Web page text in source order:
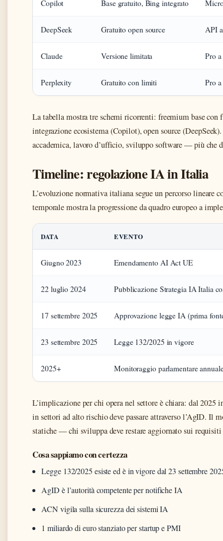
Copilot Base gratuito, Bing integrato
DeepSeek Gratuito open source API
Claude Versione limitata Pro
Perplexity Gratuito con limiti Pro
La tabella mostra tre schemi ricorrenti: freemium base
integrazione ecosistema (Copilot), open source
accademica, lavoro d’ufficio, sviluppo software — più che
Timeline: regolazione IA in Italia
L’evoluzione normativa italiana segue un percorso lineare
temporale mostra la progressione da quadro europeo a
DATA EVENTO
Giugno 2023 Emendamento AI Act UE
22 luglio 2024 Pubblicazione Strategia IA Italia
17 settembre 2025 Approvazione legge IA (prima
23 settembre 2025 Legge 132/2025 in vigore
2025+ Monitoraggio parlamentare
L’implicazione per chi opera nel settore è chiara: dal
in settori ad alto rischio deve passare attraverso l’AgID. Il
statiche — chi sviluppa deve restare aggiornato sui
Cosa sappiamo con certezza
Legge 132/2025 esiste ed è in vigore dal 23 settembre
AgID è l’autorità competente per notifiche IA
ACN vigila sulla sicurezza dei sistemi IA
1 miliardo di euro stanziato per startup e PMI